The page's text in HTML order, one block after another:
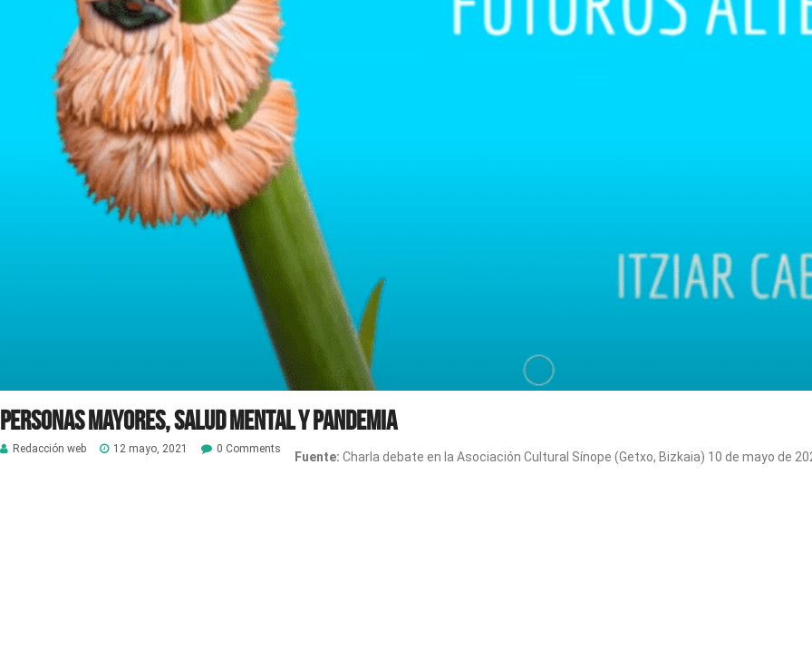
Personas mayores, salud mental y pandemia
Redacción web 12 mayo, 2021 0 Comments
Fuente: Charla debate en la Asociación Cultural Sínope (Getxo, Bizkaia) 10 de mayo de